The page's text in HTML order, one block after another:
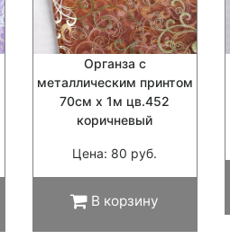
Органза с
металлическим принтом
70см х 1м цв.452
коричневый
Цена: 80 руб.
В корзину